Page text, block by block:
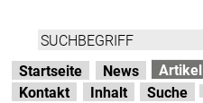
Startseite News Artikel
Kontakt
Inhalt Suche